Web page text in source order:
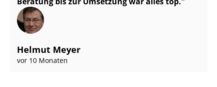
Helmut Meyer
vor 10 Monaten